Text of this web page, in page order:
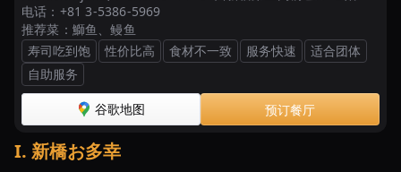
电话： +81 3-5386-5969
推荐菜： 鰤鱼、鳗鱼
寿司吃到饱
性价比高 食材不一致 服务快速
适合团体
自助服务
谷歌地图 预订餐厅
I. 新橋お多幸